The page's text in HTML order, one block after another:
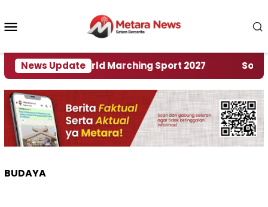
konten
News Update
Rumah World Marching Sport 2027 ‎Soal
BUDAYA